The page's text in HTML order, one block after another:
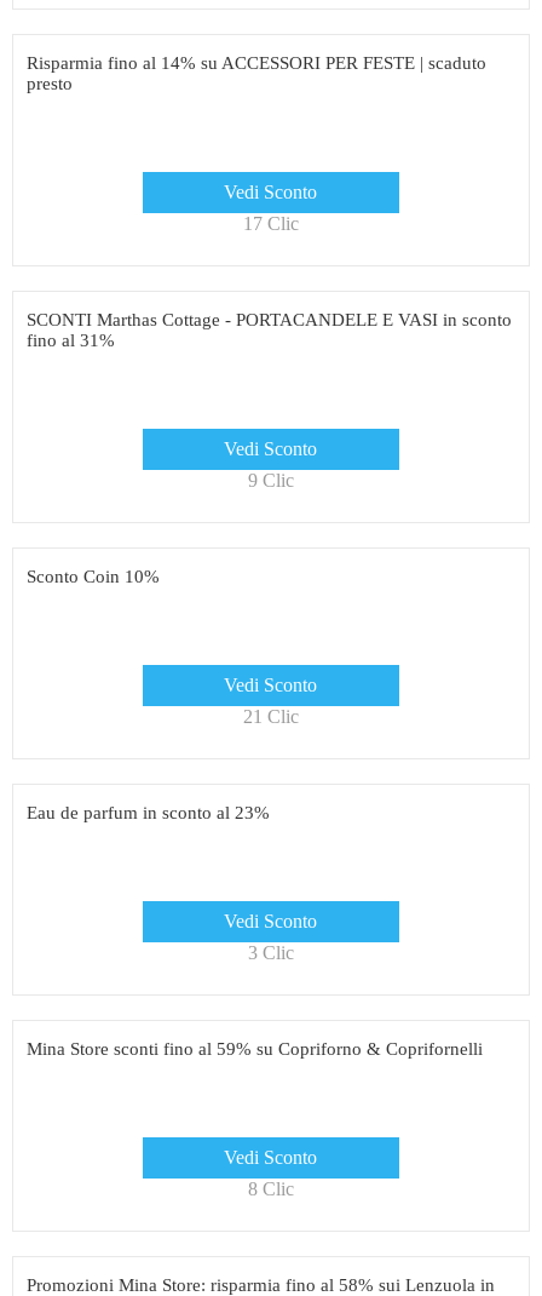
Risparmia fino al 14% su ACCESSORI PER FESTE | scaduto
presto
Vedi Sconto
17 Clic
SCONTI Marthas Cottage - PORTACANDELE E VASI in sconto
fino al 31%
Vedi Sconto
9 Clic
Sconto Coin 10%
Vedi Sconto
21 Clic
Eau de parfum in sconto al 23%
Vedi Sconto
3 Clic
Mina Store sconti fino al 59% su Copriforno & Coprifornelli
Vedi Sconto
8 Clic
Promozioni Mina Store: risparmia fino al 58% sui Lenzuola in